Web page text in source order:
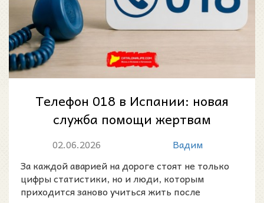
Телефон 018 в Испании: новая
служба помощи жертвам
дорожно-транспортных
происшествий
02.06.2026
Вадим
За каждой аварией на дороге стоят не только
цифры статистики, но и люди, которым
приходится заново учиться жить после